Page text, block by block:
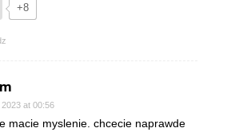
+8
at 00:56
macie myslenie. chcecie naprawde